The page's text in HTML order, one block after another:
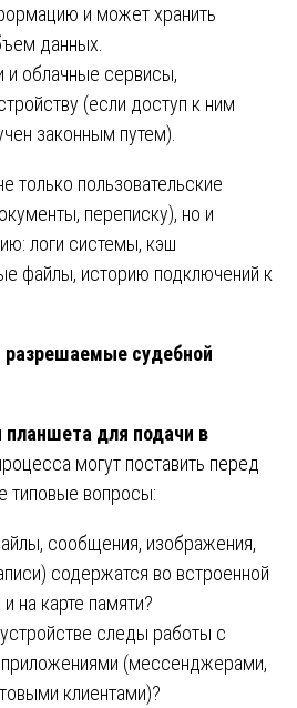
и может хранить
данных.
и облачные сервисы,
(если доступ к ним
законным путем).
только пользовательские
переписку), но и
логи системы, кэш
файлы, историю подключений к
судебной
планшета для подачи в
могут поставить перед
типовые вопросы:
сообщения, изображения,
содержатся во встроенной
на карте памяти?
следы работы с
(мессенджерами,
клиентами)?